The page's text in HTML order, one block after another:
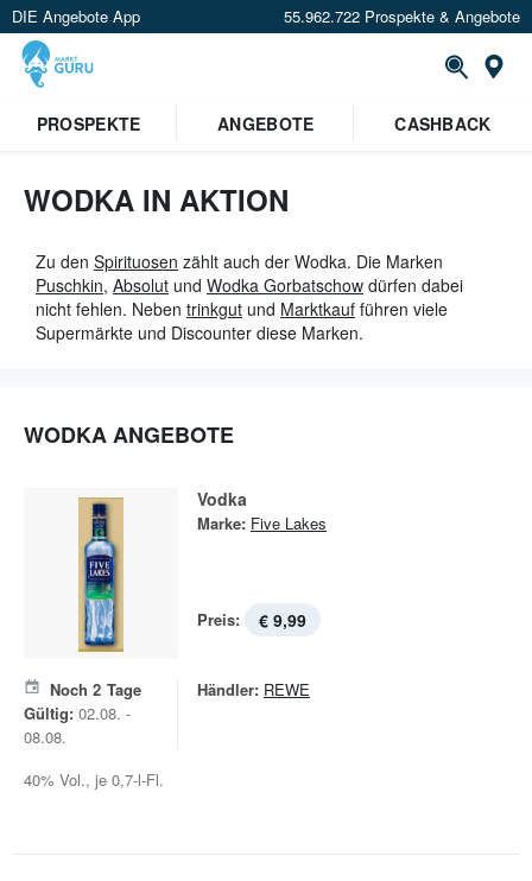
DIE Angebote App 55.962.722 Prospekte & Angebote
PROSPEKTE ANGEBOTE CASHBACK
WODKA IN AKTION
Zu den Spirituosen zählt auch der Wodka. Die Marken
Puschkin, Absolut und Wodka Gorbatschow dürfen dabei
nicht fehlen. Neben trinkgut und Marktkauf führen viele
Supermärkte und Discounter diese Marken.
WODKA ANGEBOTE
Vodka
Marke: Five Lakes
Preis: € 9,99
Noch 2 Tage
Gültig: 02.08. -
08.08.
Händler: REWE
40% Vol., je 0,7-l-Fl.